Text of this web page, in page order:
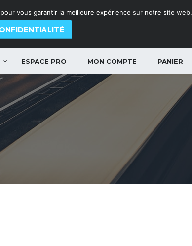
ESPACE PRO MON COMPTE PANIER
vous garantir la meilleure expérience sur notre site web.